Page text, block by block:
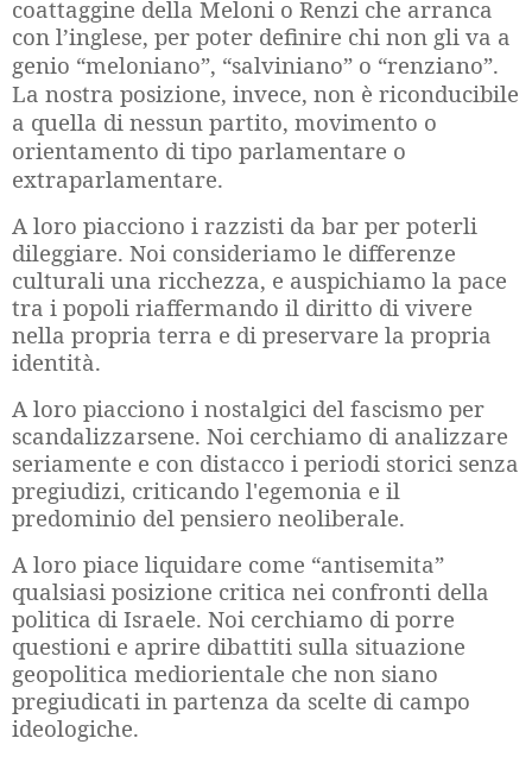
coattaggine della Meloni o Renzi che arranca
con l’inglese, per poter definire chi non gli va a
genio “meloniano”, “salviniano” o “renziano”.
La nostra posizione, invece, non è riconducibile
a quella di nessun partito, movimento o
orientamento di tipo parlamentare o
extraparlamentare.
A loro piacciono i razzisti da bar per poterli
dileggiare. Noi consideriamo le differenze
culturali una ricchezza, e auspichiamo la pace
tra i popoli riaffermando il diritto di vivere
nella propria terra e di preservare la propria
identità.
A loro piacciono i nostalgici del fascismo per
scandalizzarsene. Noi cerchiamo di analizzare
seriamente e con distacco i periodi storici senza
pregiudizi, criticando l'egemonia e il
predominio del pensiero neoliberale.
A loro piace liquidare come “antisemita”
qualsiasi posizione critica nei confronti della
politica di Israele. Noi cerchiamo di porre
questioni e aprire dibattiti sulla situazione
geopolitica mediorientale che non siano
pregiudicati in partenza da scelte di campo
ideologiche.